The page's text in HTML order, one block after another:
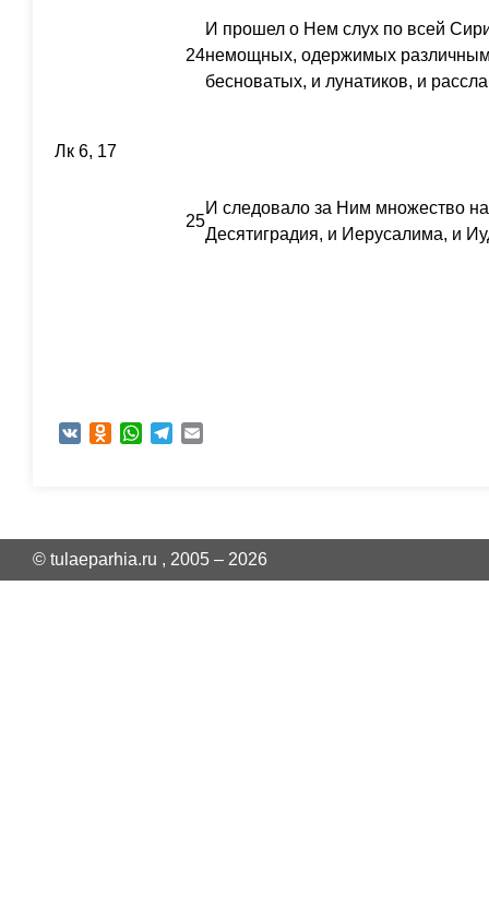
24
И прошел о Нем слух по всей
немощных, одержимых
бесноватых, и лунатиков, и
Лк 6, 17
25
И следовало за Ним множество
Десятиградия, и Иерусалима, и
VK Odnoklassniki
WhatsAppTelegram
© tulaeparhia.ru , 2005 – 2026